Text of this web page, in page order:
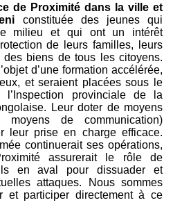
de Proximité dans la ville et
constituée des jeunes qui
milieu et qui ont un intérêt
de leurs familles, leurs
des biens de tous les citoyens.
d’une formation accélérée,
et seraient placées sous le
l’Inspection provinciale de la
Leur doter de moyens
moyens de communication)
leur prise en charge efficace.
continuerait ses opérations,
assurerait le rôle de
en aval pour dissuader et
attaques. Nous sommes
et participer directement à ce